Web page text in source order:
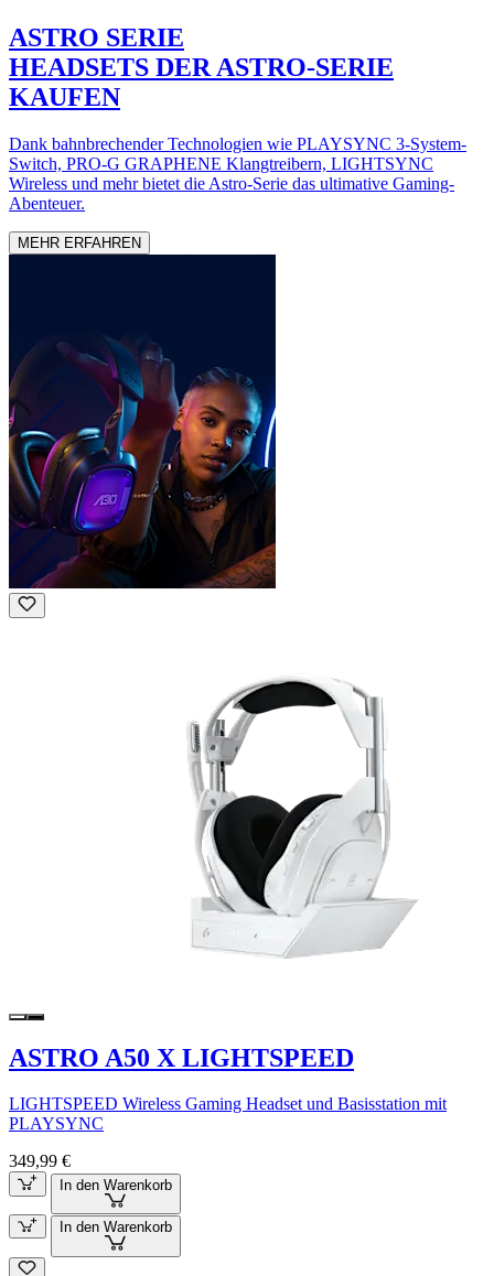
ASTRO SERIE
HEADSETS DER ASTRO-SERIE
KAUFEN
Dank bahnbrechender Technologien wie PLAYSYNC 3-System-
Switch, PRO-G GRAPHENE Klangtreibern, LIGHTSYNC
Wireless und mehr bietet die Astro-Serie das ultimative Gaming-
Abenteuer.
MEHR ERFAHREN
ASTRO A50 X LIGHTSPEED
LIGHTSPEED Wireless Gaming Headset und Basisstation mit
PLAYSYNC
349,99 €
In den Warenkorb
In den Warenkorb